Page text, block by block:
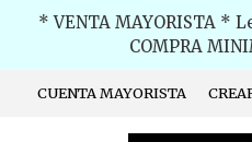
* VENTA MAYORISTA *
COMPRA
CUENTA MAYORISTA